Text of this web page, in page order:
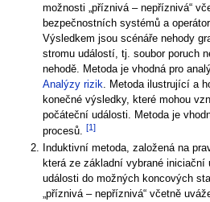
navigaci
vyhledávánímožnosti „příznivá – nepříznivá“
bezpečnostních systémů a
Výsledkem jsou scénáře nehody
stromu událostí, tj. soubor poruch
nehodě. Metoda je vhodná pro
Analýzy rizik. Metoda ilustrující a
konečné výsledky, které mohou
počáteční události. Metoda je
procesů.[1]
Induktivní metoda, založená na
která ze základní vybrané iniciační
události do možných koncových
„příznivá – nepříznivá“ včetně